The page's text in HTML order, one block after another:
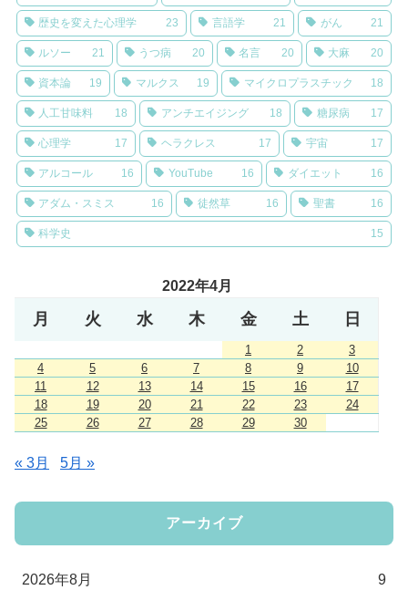
歴史を変えた心理学 23 言語学 21 がん 21
ルソー 21 うつ病 20 名言 20 大麻 20
資本論 19 マルクス 19 マイクロプラスチック 18
人工甘味料 18 アンチエイジング 18 糖尿病 17
心理学 17 ヘラクレス 17 宇宙 17
アルコール 16 YouTube 16 ダイエット 16
アダム・スミス 16 徒然草 16 聖書 16
科学史 15
2022年4月
月 火 水 木 金 土 日
1 2
3
4
5 6 7 8 9
10
11
12 13 14 15 16
17
18
19 20 21 22 23
24
25
26 27 28 29 30
« 3月 5月 »
アーカイブ
2026年8月 9